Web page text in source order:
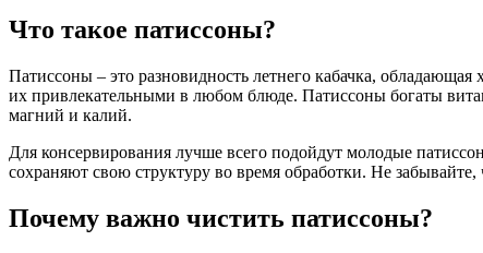
Что такое патиссоны?
Патиссоны – это разновидность летнего кабачка,
их привлекательными в любом блюде. Патиссоны богаты
магний и калий.
Для консервирования лучше всего подойдут молодые
сохраняют свою структуру во время обработки. Не
Почему важно чистить патиссоны?